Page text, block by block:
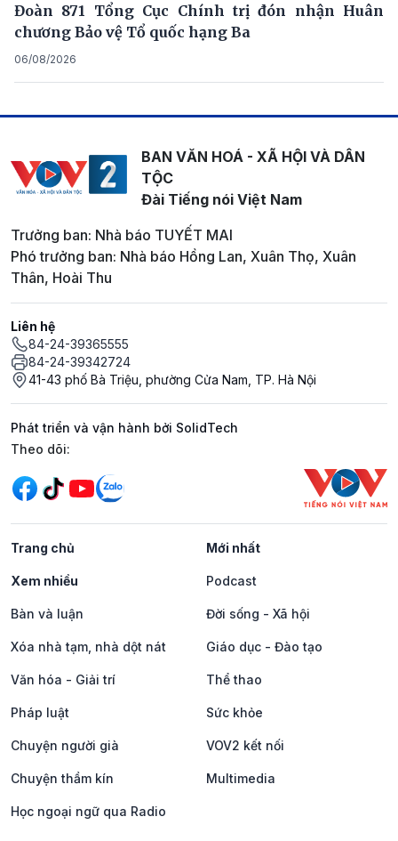
Đoàn 871 Tổng Cục Chính trị đón nhận Huân
chương Bảo vệ Tổ quốc hạng Ba
06/08/2026
BAN VĂN HOÁ - XÃ HỘI VÀ DÂN
TỘC
Đài Tiếng nói Việt Nam
Trưởng ban: Nhà báo TUYẾT MAI
Phó trưởng ban: Nhà báo Hồng Lan, Xuân Thọ, Xuân
Thân, Hoài Thu
Liên hệ
84-24-39365555
84-24-39342724
41-43 phố Bà Triệu, phường Cửa Nam, TP. Hà Nội
Phát triển và vận hành bởi SolidTech
Mạng xã hội
Theo dõi:
Trang chủ Mới nhất
Xem nhiều Podcast
Bàn và luận Đời sống - Xã hội
Xóa nhà tạm, nhà dột nát Giáo dục - Đào tạo
Văn hóa - Giải trí Thể thao
Pháp luật Sức khỏe
Chuyện người già VOV2 kết nối
Chuyện thầm kín Multimedia
Học ngoại ngữ qua Radio